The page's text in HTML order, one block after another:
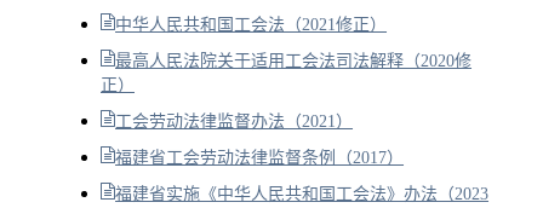
中华人民共和国工会法（2021修正）
最高人民法院关于适用工会法司法解释（2020修
正）
工会劳动法律监督办法（2021）
福建省工会劳动法律监督条例（2017）
福建省实施《中华人民共和国工会法》办法（2023